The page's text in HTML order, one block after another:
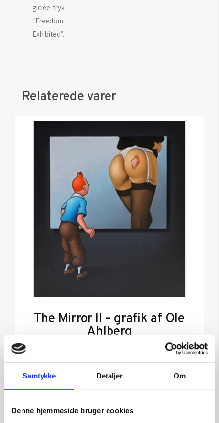
Samtykke Detaljer Om
Denne hjemmeside bruger cookies
giclée-tryk
“Freedom
Exhibited”.
Relaterede varer
The Mirror ll – grafik af Ole
Ahlberg
Størrelse: 61×50
kr.6.000,00
Tilføj til kurv